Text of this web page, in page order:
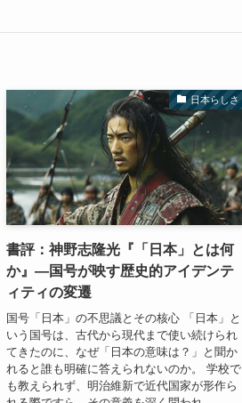
日本らしさ
書評：神野志隆光『「日本」とは何
か』―国号が映す歴史的アイデンテ
ィティの変遷
国号「日本」の不思議とその核心 「日本」と
いう国号は、古代から現代まで使い続けられ
てきたのに、なぜ「日本の意味は？」と聞か
れると誰も明確に答えられないのか。 学校で
も教えられず、明治維新で近代国家が形作ら